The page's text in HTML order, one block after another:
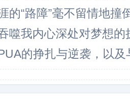
的“路障”毫不留情地撞
噬我内心深处对梦想的
的挣扎与逆袭，以及